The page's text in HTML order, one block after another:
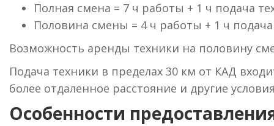
Полная смена = 7 ч работы + 1 ч подача
Половина смены = 4 ч работы + 1 ч
Возможность аренды техники на половину
Подача техники в пределах 30 км от КАД
более отдаленное расстояние и другие
Особенности